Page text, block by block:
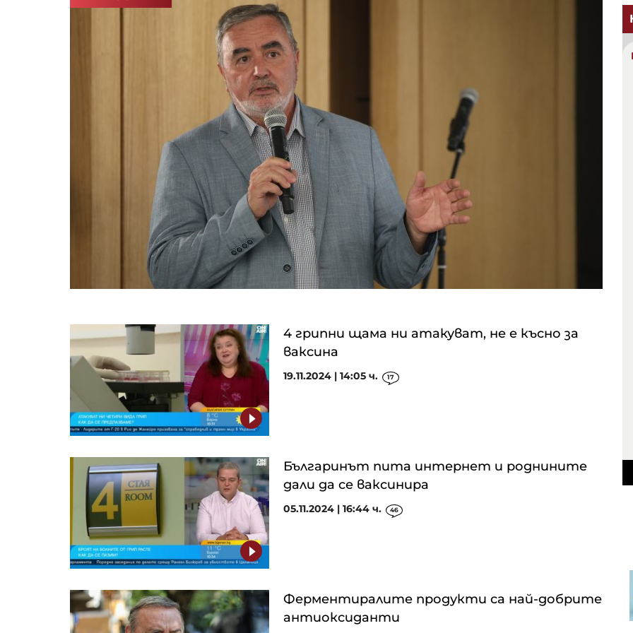
4 грипни щама ни атакуват, не е късно за
ваксина
19.11.2024 | 14:05 ч. 17
Българинът пита интернет и роднините
дали да се ваксинира
05.11.2024 | 16:44 ч. 46
Ферментиралите продукти са най-добрите
антиоксиданти
Ормузкия проток